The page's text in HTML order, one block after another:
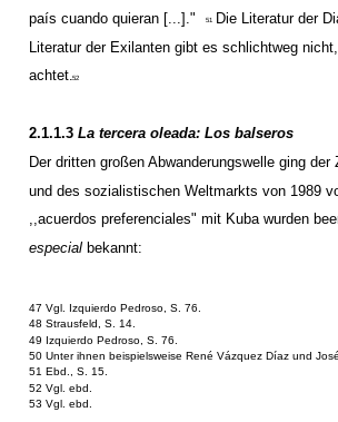
país cuando quieran [...]."
51
Die Literatur der
Literatur der Exilanten gibt es schlichtweg
achtet.52
2.1.1.3La tercera oleada: Los balseros
Der dritten großen Abwanderungswelle ging
und des sozialistischen Weltmarkts von 1989
,,acuerdos preferenciales" mit Kuba wurden
especial bekannt:
47 Vgl. Izquierdo Pedroso, S. 76.
48 Strausfeld, S. 14.
49 Izquierdo Pedroso, S. 76.
50 Unter ihnen beispielsweise René Vázquez Díaz und
51 Ebd., S. 15.
52 Vgl. ebd.
53 Vgl. ebd.